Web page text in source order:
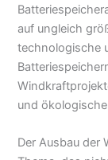
auf ungleich
technologische
und
Der Ausbau der